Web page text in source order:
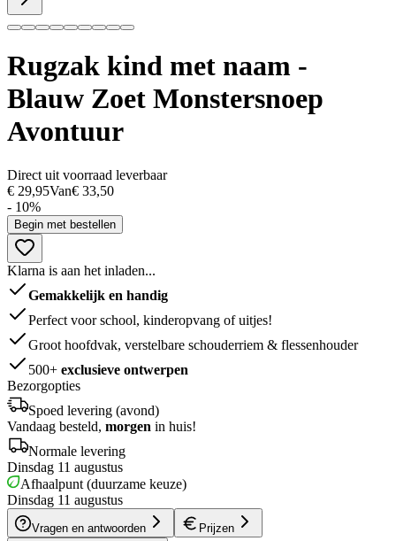
Rugzak kind met naam -
Blauw Zoet Monstersnoep
Avontuur
Direct uit voorraad leverbaar
€ 29,95Van€ 33,50
- 10%
Begin met bestellen
Klarna is aan het inladen...
Gemakkelijk en handig
Perfect voor school, kinderopvang of uitjes!
Groot hoofdvak, verstelbare schouderriem & flessenhouder
500+ exclusieve ontwerpen
Bezorgopties
Spoed levering (avond)
Vandaag besteld, morgen in huis!
Normale levering
Dinsdag 11 augustus
Afhaalpunt (duurzame keuze)
Dinsdag 11 augustus
Vragen en antwoorden Prijzen